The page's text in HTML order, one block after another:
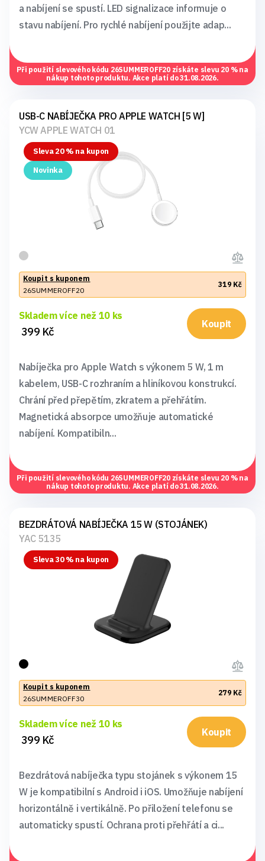
a nabíjení se spustí. LED signalizace informuje o
stavu nabíjení. Pro rychlé nabíjení použijte adap...
Při použití slevového kódu 26SUMMEROFF20 získáte slevu 20 % na
nákup tohoto produktu. Akce platí do 31.08.2026.
USB-C NABÍJEČKA PRO APPLE WATCH [5 W]
YCW APPLE WATCH 01
Sleva 20 % na kupon
Novinka
Koupit s kuponem
26SUMMEROFF20
319 Kč
Skladem více než 10 ks
399 Kč
Koupit
Nabíječka pro Apple Watch s výkonem 5 W, 1 m
kabelem, USB-C rozhraním a hliníkovou konstrukcí.
Chrání před přepětím, zkratem a přehřátím.
Magnetická absorpce umožňuje automatické
nabíjení. Kompatibiln...
Při použití slevového kódu 26SUMMEROFF20 získáte slevu 20 % na
nákup tohoto produktu. Akce platí do 31.08.2026.
BEZDRÁTOVÁ NABÍJEČKA 15 W (STOJÁNEK)
YAC 5135
Sleva 30 % na kupon
Koupit s kuponem
26SUMMEROFF30
279 Kč
Skladem více než 10 ks
399 Kč
Koupit
Bezdrátová nabíječka typu stojánek s výkonem 15
W je kompatibilní s Android i iOS. Umožňuje nabíjení
horizontálně i vertikálně. Po přiložení telefonu se
automaticky spustí. Ochrana proti přehřátí a ci...